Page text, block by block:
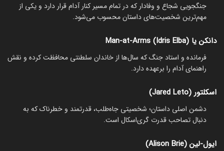
جنگجویی شجاع و وفادار که در تمام مسیر کنار آدام قرار دارد و یکی از
مهم‌ترین شخصیت‌های داستان محسوب می‌شود.
دانکن یا Man-at-Arms (Idris Elba)
فرمانده و استاد جنگ که سال‌ها از خاندان سلطنتی محافظت کرده و نقش
راهنمای آدام را برعهده دارد.
اسکلتور (Jared Leto)
دشمن اصلی داستان؛ شخصیتی جاه‌طلب، قدرتمند و خطرناک که به
دنبال تصاحب قدرت گری‌اسکال است.
ایول-لین (Alison Brie)